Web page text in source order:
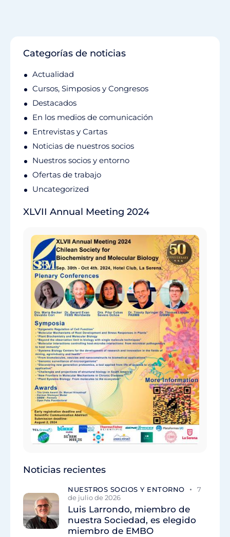
Categorías de noticias
Actualidad
Cursos, Simposios y Congresos
Destacados
En los medios de comunicación
Entrevistas y Cartas
Noticias de nuestros socios
Nuestros socios y entorno
Ofertas de trabajo
Uncategorized
XLVII Annual Meeting 2024
Noticias recientes
NUESTROS SOCIOS Y ENTORNO
7
de julio de 2026
Luis Larrondo, miembro de
nuestra Sociedad, es elegido
miembro de EMBO